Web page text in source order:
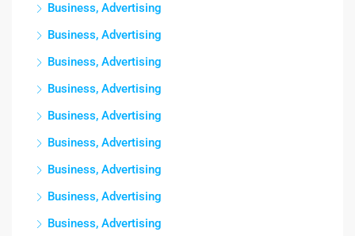
Business, Advertising
Business, Advertising
Business, Advertising
Business, Advertising
Business, Advertising
Business, Advertising
Business, Advertising
Business, Advertising
Business, Advertising